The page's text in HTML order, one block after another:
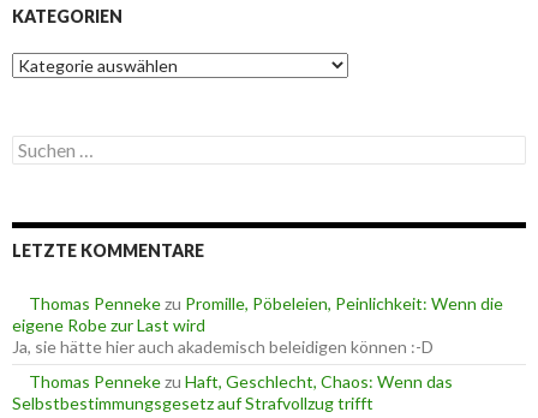
KATEGORIEN
K
a
g
o
n
S
u
e
n
c
h
:
LETZTE KOMMENTARE
Thomas Pennekezu Promille, Pöbeleien, Peinlichkeit: Wenn die
eigene Robe zur Last wird
Ja, sie hätte hier auch akademisch beleidigen können :-D
Thomas Pennekezu Haft, Geschlecht, Chaos: Wenn das
Selbstbestimmungsgesetz auf Strafvollzug trifft